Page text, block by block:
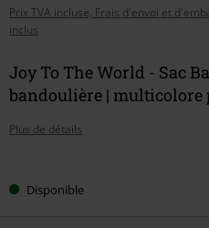
Prix TVA incluse, Frais d'envoi et
inclus
Joy To The World - Sac
bandoulière | multicolore
Plus de détails
votreDisponible